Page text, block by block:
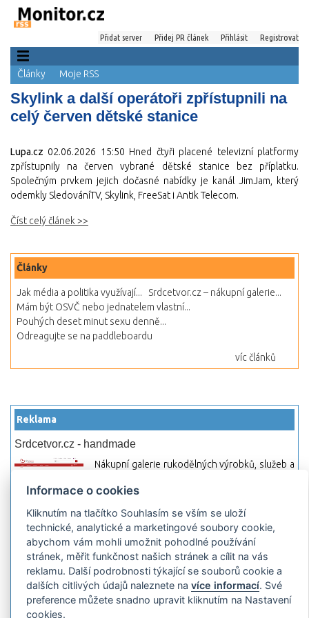
Přidat server Přidej PR článek Přihlásit Registrovat
Články Moje RSS
Skylink a další operátoři zpřístupnili na
celý červen dětské stanice
Lupa.cz 02.06.2026 15:50 Hned čtyři placené televizní platformy
zpřístupnily na červen vybrané dětské stanice bez příplatku.
Společným prvkem jejich dočasné nabídky je kanál JimJam, který
odemkly SledováníTV, Skylink, FreeSat i Antik Telecom.
Číst celý článek >>
Články
Jak média a politika využívají...
Srdcetvor.cz – nákupní galerie...
Mám být OSVČ nebo jednatelem vlastní...
Pouhých deset minut sexu denně...
Odreagujte se na paddleboardu
víc článků
Reklama
Srdcetvor.cz - handmade
Nákupní galerie rukodělných výrobků, služeb a
začít prodávat nebo jen nakupovat.
Hledej-hosting.cz - webhosting, VPS
hosting
Přehled webhostingových, multihosting a VPS
hosting programů s možností jejich
pokročilého vyhledávání a porovnávání.
Najděte si jednoduše vhodný hosting.
Informace o cookies
Kliknutím na tlačítko Souhlasím se vším se uloží
technické, analytické a marketingové soubory cookie,
abychom vám mohli umožnit pohodlné používání
stránek, měřit funkčnost našich stránek a cílit na vás
reklamu. Další podrobnosti týkající se souborů cookie a
dalších citlivých údajů naleznete navíce informací. Své
preference můžete snadno upravit kliknutím na Nastavení
cookies.